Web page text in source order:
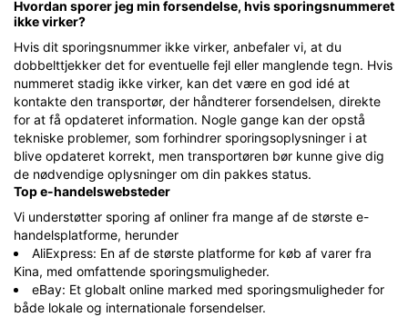
Hvordan sporer jeg min forsendelse, hvis sporingsnummeret
ikke virker?
Hvis dit sporingsnummer ikke virker, anbefaler vi, at du
dobbelttjekker det for eventuelle fejl eller manglende tegn. Hvis
nummeret stadig ikke virker, kan det være en god idé at
kontakte den transportør, der håndterer forsendelsen, direkte
for at få opdateret information. Nogle gange kan der opstå
tekniske problemer, som forhindrer sporingsoplysninger i at
blive opdateret korrekt, men transportøren bør kunne give dig
de nødvendige oplysninger om din pakkes status.
Top e-handelswebsteder
Vi understøtter sporing af onliner fra mange af de største e-
handelsplatforme, herunder
AliExpress: En af de største platforme for køb af varer fra
Kina, med omfattende sporingsmuligheder.
eBay: Et globalt online marked med sporingsmuligheder for
både lokale og internationale forsendelser.